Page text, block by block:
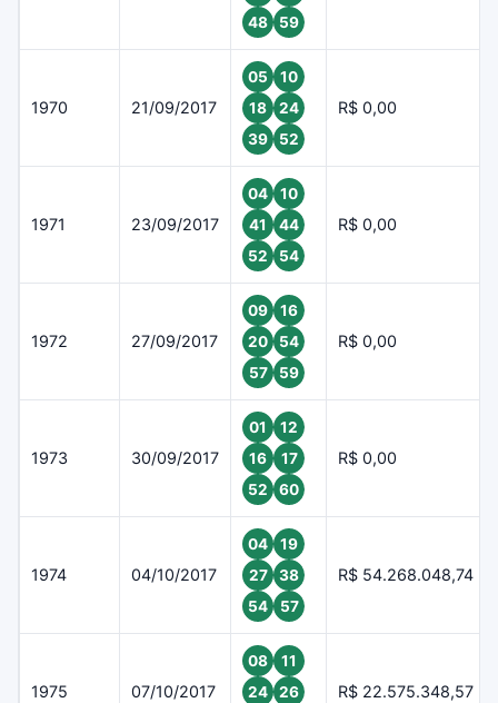
48
59
1970 21/09/2017
05
10
18
24
39
52
R$ 0,00
1971 23/09/2017
04
10
41
44
52
54
R$ 0,00
1972 27/09/2017
09
16
20
54
57
59
R$ 0,00
1973 30/09/2017
01
12
16
17
52
60
R$ 0,00
1974 04/10/2017
04
19
27
38
54
57
R$ 54.268.048,74
1975 07/10/2017
08
11
24
26
R$ 22.575.348,57